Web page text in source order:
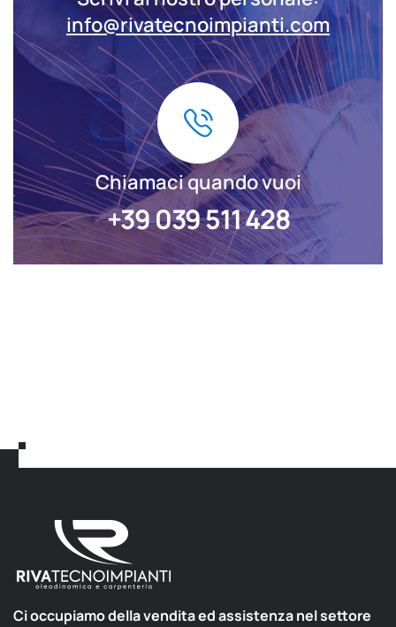
info@rivatecnoimpianti.com
Chiamaci quando vuoi
+39 039 511 428
Ci occupiamo della vendita ed assistenza nel settore